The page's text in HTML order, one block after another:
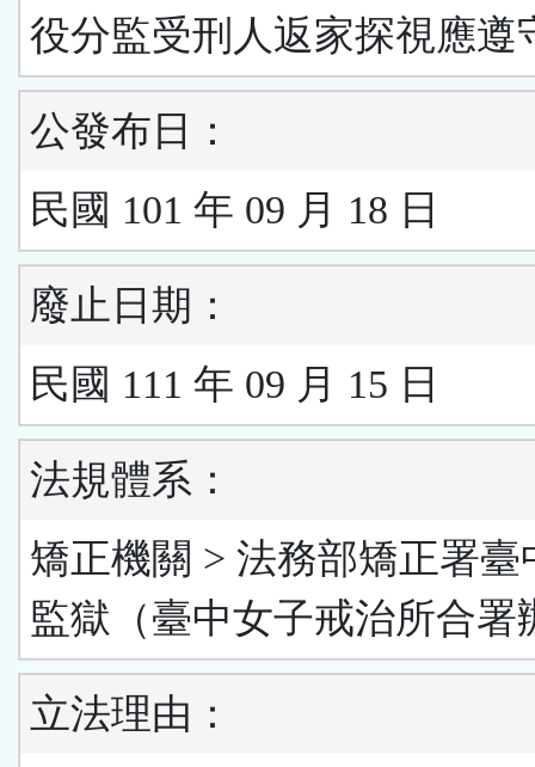
役分監受刑人返家探視應遵
公發布日：
民國 101 年 09 月 18 日
廢止日期：
民國 111 年 09 月 15 日
法規體系：
矯正機關 > 法務部矯正署臺
監獄（臺中女子戒治所合署
立法理由：